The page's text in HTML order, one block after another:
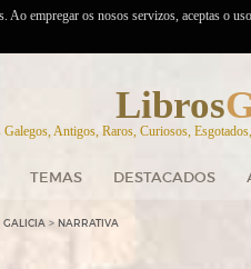
Libros
Antigos, Raros, Curiosos,
TEMAS DESTACADOS
GALICIA > NARRATIVA
empregar os nosos servizos, aceptas o